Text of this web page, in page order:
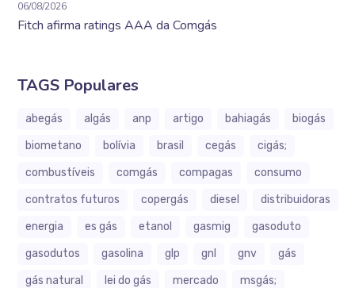
06/08/2026
Fitch afirma ratings AAA da Comgás
TAGS Populares
abegás algás anp artigo bahiagás
biogás
biometano
bolívia brasil cegás
cigás;
combustíveis
comgás compagas
consumo
contratos futuros
copergás diesel
distribuidoras
energia
es gás etanol gasmig
gasoduto
gasodutos
gasolina glp gnl gnv
gás
gás natural
lei do gás mercado
msgás;